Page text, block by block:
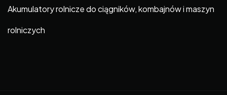
Akumulatory rolnicze do ciągników, kombajnów i maszyn
rolniczych